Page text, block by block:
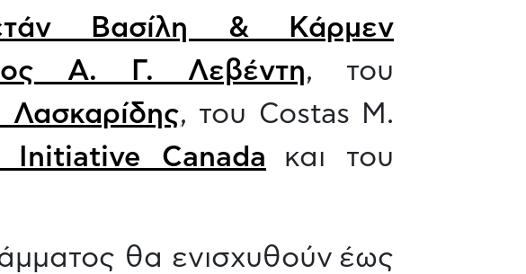
Βασίλη & Κάρμεν
Α. Γ. Λεβέντη, του
, του Costas M.
Initiative Canada και του
θα ενισχυθούν έως